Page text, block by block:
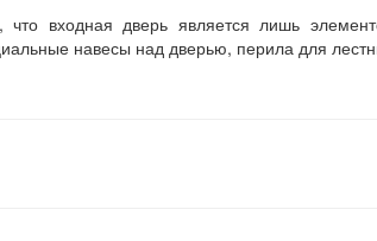
что входная дверь является лишь
навесы над дверью, перила для